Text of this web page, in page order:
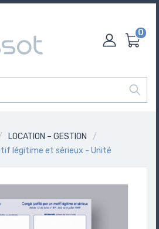
0
LOCATION – GESTION
légitime et sérieux - Unité